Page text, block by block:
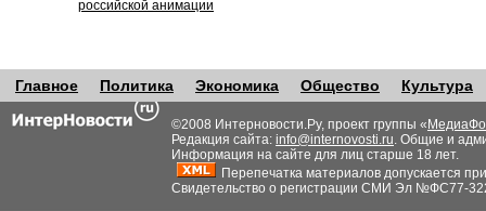
российской анимации
Главное Политика Экономика Общество Культура
©2008 Интерновости.Ру, проект группы «
Редакция сайта: info@internovosti.ru. Общие и
Информация на сайте для лиц старше 18 лет.
Перепечатка материалов допускается
Свидетельство о регистрации СМИ Эл №ФС77-